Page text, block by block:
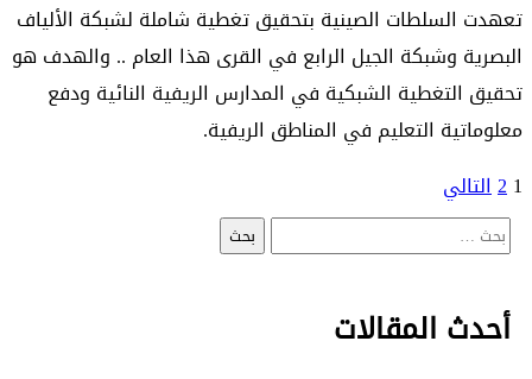
تعهدت السلطات الصينية بتحقيق تغطية شاملة لشبكة الألياف
البصرية وشبكة الجيل الرابع في القرى هذا العام .. والهدف هو
تحقيق التغطية الشبكية في المدارس الريفية النائية ودفع
معلوماتية التعليم في المناطق الريفية.
تصفّح
المقالات
1
2التالي
البحث
أحدث المقالات